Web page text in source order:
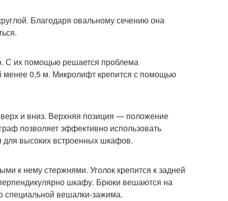
Благодаря овальному сечению она
С их помощью решается проблема
0,5 м. Микролифт крепится с помощью
и вниз. Верхняя позиция — положение
позволяет эффективно использовать
для высоких встроенных шкафов.
к нему стержнями. Уголок крепится к задней
шкафу. Брюки вешаются на
специальной вешалки-зажима.